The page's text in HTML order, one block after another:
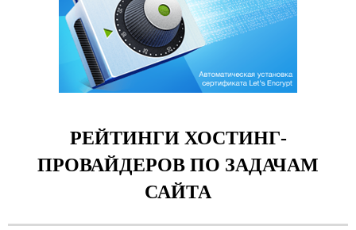
РЕЙТИНГИ ХОСТИНГ-
ПРОВАЙДЕРОВ ПО ЗАДАЧАМ
САЙТА